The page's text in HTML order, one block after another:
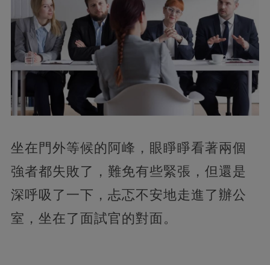
坐在門外等候的阿峰，眼睜睜看著兩個
強者都失敗了，難免有些緊張，但還是
深呼吸了一下，忐忑不安地走進了辦公
室，坐在了面試官的對面。